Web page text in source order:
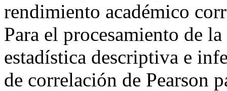
rendimiento académico
Para el procesamiento de
estadística descriptiva e
de correlación de Pearson